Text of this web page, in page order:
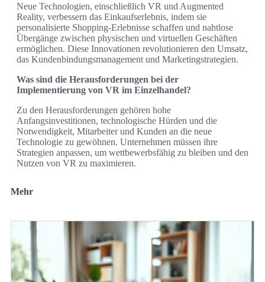
Neue Technologien, einschließlich VR und Augmented
Reality, verbessern das Einkaufserlebnis, indem sie
personalisierte Shopping-Erlebnisse schaffen und nahtlose
Übergänge zwischen physischen und virtuellen Geschäften
ermöglichen. Diese Innovationen revolutionieren den Umsatz,
das Kundenbindungsmanagement und Marketingstrategien.
Was sind die Herausforderungen bei der
Implementierung von VR im Einzelhandel?
Zu den Herausforderungen gehören hohe
Anfangsinvestitionen, technologische Hürden und die
Notwendigkeit, Mitarbeiter und Kunden an die neue
Technologie zu gewöhnen. Unternehmen müssen ihre
Strategien anpassen, um wettbewerbsfähig zu bleiben und den
Nutzen von VR zu maximieren.
Mehr